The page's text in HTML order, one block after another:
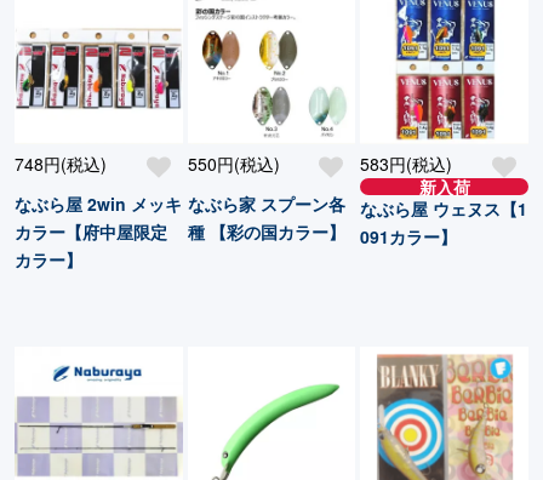
748円(税込)
なぶら屋 2win メッキ
カラー【府中屋限定
カラー】
550円(税込)
なぶら家 スプーン各
種 【彩の国カラー】
583円(税込)
新入荷
なぶら屋 ウェヌス【1
091カラー】